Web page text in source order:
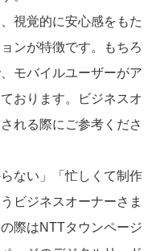
視覚的に安心感をもた
ンが特徴です。もちろ
モバイルユーザーがア
おります。ビジネスオ
れる際にご参考くださ
ない」「忙しくて制作
ビジネスオーナーさま
際はNTTタウンページ